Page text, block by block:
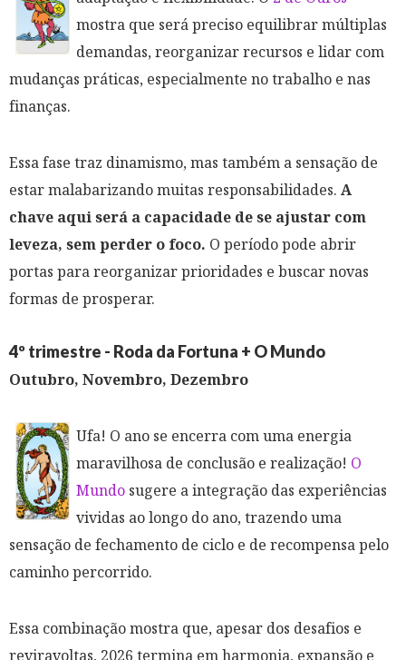
mostra que será preciso equilibrar múltiplas
demandas, reorganizar recursos e lidar com
mudanças práticas, especialmente no trabalho e nas
finanças.
Essa fase traz dinamismo, mas também a sensação de
estar malabarizando muitas responsabilidades. A
chave aqui será a capacidade de se ajustar com
leveza, sem perder o foco. O período pode abrir
portas para reorganizar prioridades e buscar novas
formas de prosperar.
4º trimestre - Roda da Fortuna + O Mundo
Outubro, Novembro, Dezembro
Ufa! O ano se encerra com uma energia
maravilhosa de conclusão e realização! O
Mundo sugere a integração das experiências
vividas ao longo do ano, trazendo uma
sensação de fechamento de ciclo e de recompensa pelo
caminho percorrido.
Essa combinação mostra que, apesar dos desafios e
reviravoltas, 2026 termina em harmonia, expansão e